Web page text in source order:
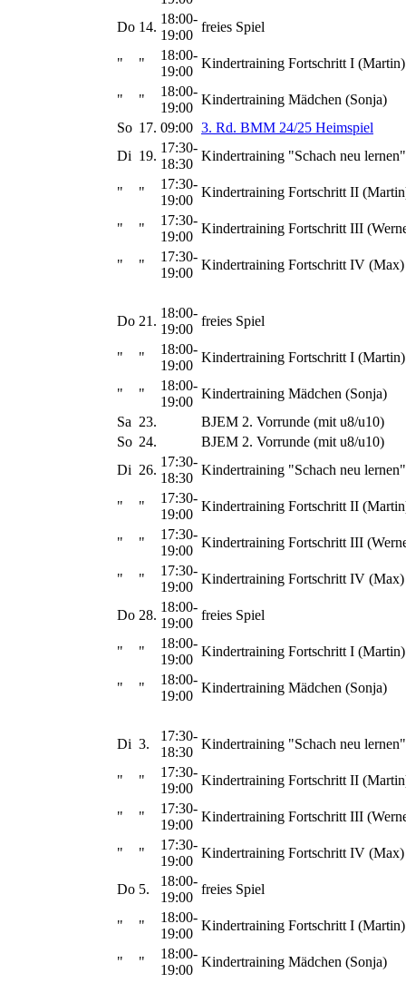
Do 14.
18:00-
19:00
freies Spiel
" "
18:00-
19:00
Kindertraining Fortschritt I (Martin)
" "
18:00-
19:00
Kindertraining Mädchen (Sonja)
So 17. 09:00 3. Rd. BMM 24/25 Heimspiel
Di 19.
17:30-
18:30
Kindertraining "Schach neu
" "
17:30-
19:00
Kindertraining Fortschritt II
" "
17:30-
19:00
Kindertraining Fortschritt III
" "
17:30-
19:00
Kindertraining Fortschritt IV (Max)
Do 21.
18:00-
19:00
freies Spiel
" "
18:00-
19:00
Kindertraining Fortschritt I (Martin)
" "
18:00-
19:00
Kindertraining Mädchen (Sonja)
Sa 23.
BJEM 2. Vorrunde (mit u8/u10)
So 24.
BJEM 2. Vorrunde (mit u8/u10)
Di 26.
17:30-
18:30
Kindertraining "Schach neu
" "
17:30-
19:00
Kindertraining Fortschritt II
" "
17:30-
19:00
Kindertraining Fortschritt III
" "
17:30-
19:00
Kindertraining Fortschritt IV (Max)
Do 28.
18:00-
19:00
freies Spiel
" "
18:00-
19:00
Kindertraining Fortschritt I (Martin)
" "
18:00-
19:00
Kindertraining Mädchen (Sonja)
Di 3.
17:30-
18:30
Kindertraining "Schach neu
" "
17:30-
19:00
Kindertraining Fortschritt II
" "
17:30-
19:00
Kindertraining Fortschritt III
" "
17:30-
19:00
Kindertraining Fortschritt IV (Max)
Do 5.
18:00-
19:00
freies Spiel
" "
18:00-
19:00
Kindertraining Fortschritt I (Martin)
" "
18:00-
19:00
Kindertraining Mädchen (Sonja)